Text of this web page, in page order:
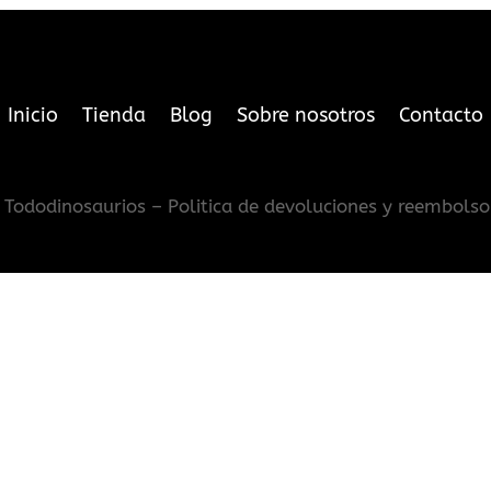
Inicio Tienda Blog Sobre nosotros Contacto
– Politica de devoluciones y